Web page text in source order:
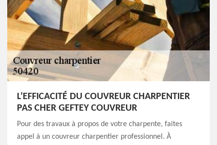
L’EFFICACITÉ DU COUVREUR CHARPENTIER
PAS CHER GEFTEY COUVREUR
Pour des travaux à propos de votre charpente, faites
appel à un couvreur charpentier professionnel. À